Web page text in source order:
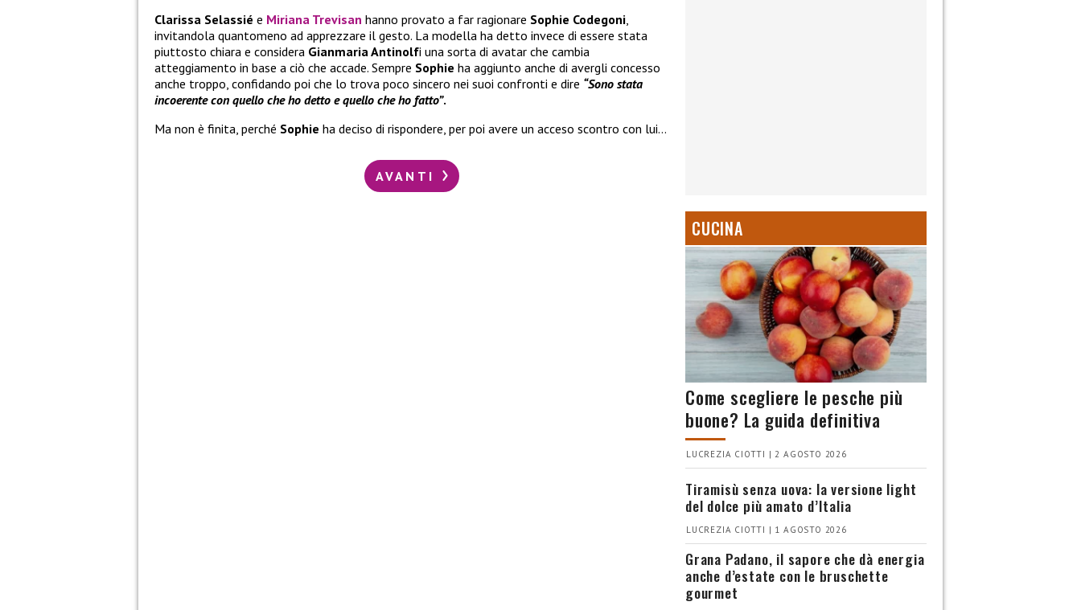
Clarissa Selassié e Miriana Trevisan hanno provato a far ragionare Sophie Codegoni,
invitandola quantomeno ad apprezzare il gesto. La modella ha detto invece di essere stata
piuttosto chiara e considera Gianmaria Antinolfi una sorta di avatar che cambia
atteggiamento in base a ciò che accade. Sempre Sophie ha aggiunto anche di avergli concesso
anche troppo, confidando poi che lo trova poco sincero nei suoi confronti e dire “Sono stata
incoerente con quello che ho detto e quello che ho fatto”.
Ma non è finita, perché Sophie ha deciso di rispondere, per poi avere un acceso scontro con lui…
AVANTI
CUCINA
Come scegliere le pesche più
buone? La guida definitiva
LUCREZIA CIOTTI | 2 AGOSTO 2026
Tiramisù senza uova: la versione light
del dolce più amato d’Italia
LUCREZIA CIOTTI | 1 AGOSTO 2026
Grana Padano, il sapore che dà energia
anche d’estate con le bruschette
gourmet